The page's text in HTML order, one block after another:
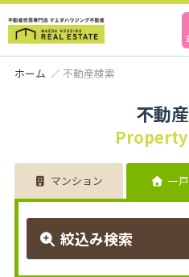
ホーム 不動産検索
不動
マンション 一
絞込み検索